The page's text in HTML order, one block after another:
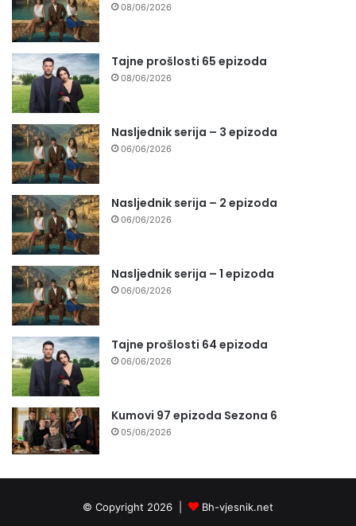
08/06/2026
Tajne prošlosti 65 epizoda
08/06/2026
Nasljednik serija – 3 epizoda
06/06/2026
Nasljednik serija – 2 epizoda
06/06/2026
Nasljednik serija – 1 epizoda
06/06/2026
Tajne prošlosti 64 epizoda
06/06/2026
Kumovi 97 epizoda Sezona 6
05/06/2026
© Copyright 2026 | Bh-vjesnik.net